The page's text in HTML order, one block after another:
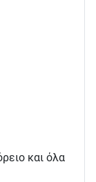
και όλα